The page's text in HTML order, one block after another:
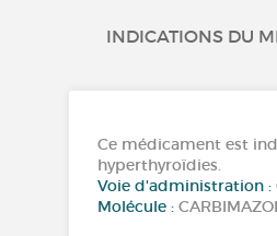
INDICATIONS DU
Ce médicament est
hyperthyroïdies.
Voie d'administration :
Molécule :